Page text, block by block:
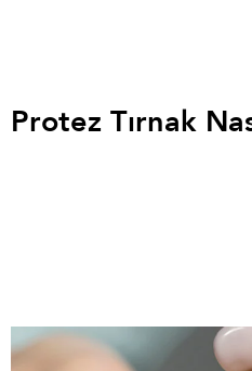
Protez Tırnak